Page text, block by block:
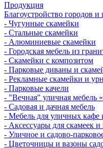
Продукция
Благоустройство городов и
- Чугунные скамейки
- Стальные скамейки
- Алюминиевые скамейки
- Городская мебель из
- Скамейки с композитом
- Парковые диваны и
- Рекламные скамейки и
- Парковые качели
- "Вечная" уличная мебель
- Садовая и дачная мебель
- Мебель для уличных кафе
- Аксессуары для скамеек и
- Уличное и садово-
- Цветочницы и вазоны